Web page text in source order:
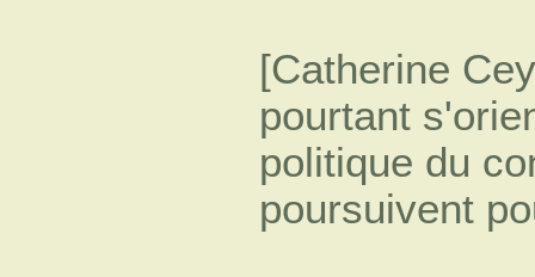
[Catherine
pourtant
politique du
poursuivent